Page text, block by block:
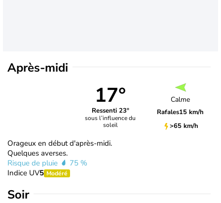
Après-midi
17°
Ressenti 23°
sous l’influence du
soleil
Calme
Rafales15 km/h
>65 km/h
Orageux en début d'après-midi.
Quelques averses.
Risque de pluie
75 %
Indice UV5 Modéré
Soir